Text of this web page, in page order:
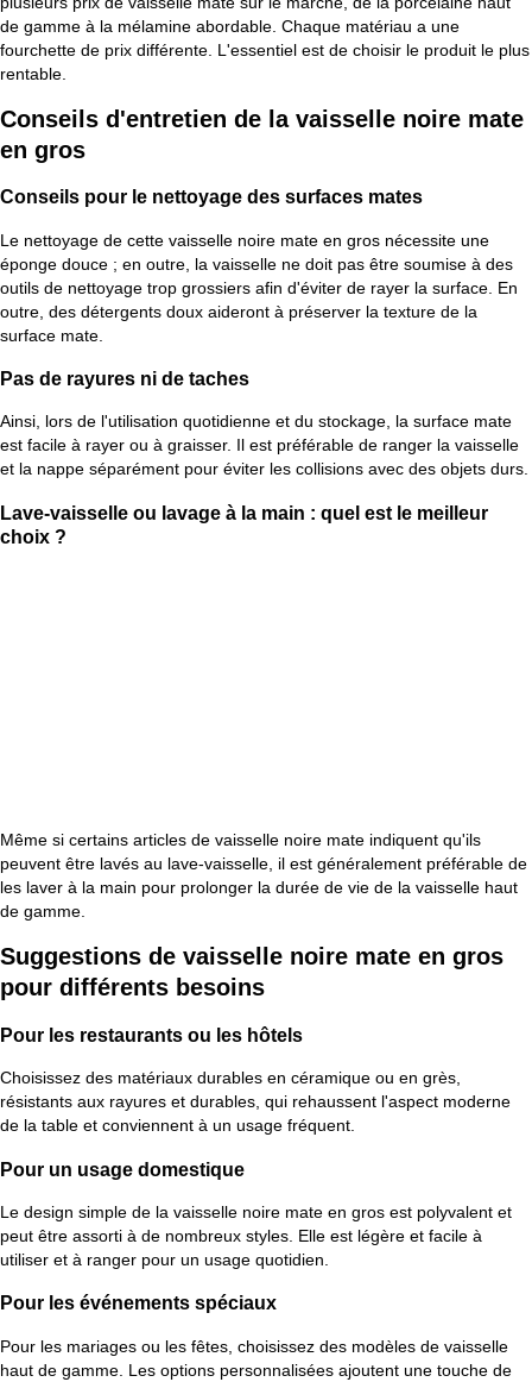
de gamme à la mélamine abordable. Chaque matériau a une
fourchette de prix différente. L'essentiel est de choisir le produit le plus
rentable.
Conseils d'entretien de la vaisselle noire mate
en gros
Conseils pour le nettoyage des surfaces mates
Le nettoyage de cette vaisselle noire mate en gros nécessite une
éponge douce ; en outre, la vaisselle ne doit pas être soumise à des
outils de nettoyage trop grossiers afin d'éviter de rayer la surface. En
outre, des détergents doux aideront à préserver la texture de la
surface mate.
Pas de rayures ni de taches
Ainsi, lors de l'utilisation quotidienne et du stockage, la surface mate
est facile à rayer ou à graisser. Il est préférable de ranger la vaisselle
et la nappe séparément pour éviter les collisions avec des objets durs.
Lave-vaisselle ou lavage à la main : quel est le meilleur
choix ?
Même si certains articles de vaisselle noire mate indiquent qu'ils
peuvent être lavés au lave-vaisselle, il est généralement préférable de
les laver à la main pour prolonger la durée de vie de la vaisselle haut
de gamme.
Suggestions de vaisselle noire mate en gros
pour différents besoins
Pour les restaurants ou les hôtels
Choisissez des matériaux durables en céramique ou en grès,
résistants aux rayures et durables, qui rehaussent l'aspect moderne
de la table et conviennent à un usage fréquent.
Pour un usage domestique
Le design simple de la vaisselle noire mate en gros est polyvalent et
peut être assorti à de nombreux styles. Elle est légère et facile à
utiliser et à ranger pour un usage quotidien.
Pour les événements spéciaux
Pour les mariages ou les fêtes, choisissez des modèles de vaisselle
haut de gamme. Les options personnalisées ajoutent une touche de